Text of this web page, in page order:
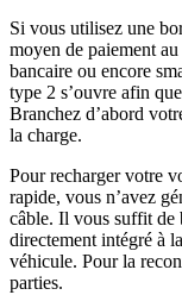
Si vous utilisez une
moyen de paiement
bancaire ou encore
type 2 s’ouvre afin
Branchez d’abord
la charge.
Pourrecharger votre
rapide, vous n’avez
câble. Il vous suffit de
directement intégré à
véhicule. Pour la
parties.